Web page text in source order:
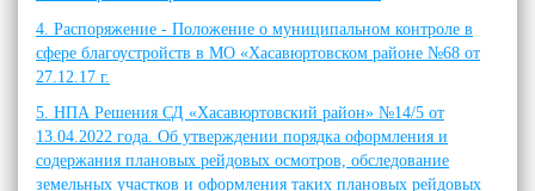
4. Распоряжение - Положение о муниципальном контроле в
сфере благоустройств в МО «Хасавюртовском районе №68 от
27.12.17 г.
5. НПА Решения СД «Хасавюртовский район» №14/5 от
13.04.2022 года. Об утверждении порядка оформления и
содержания плановых рейдовых осмотров, обследование
земельных участков и оформления таких плановых рейдовых